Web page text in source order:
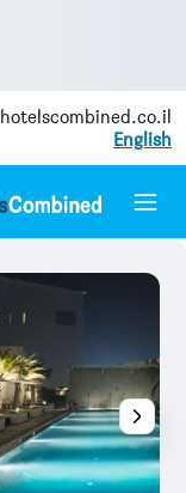
hotelscombined.co.il
English